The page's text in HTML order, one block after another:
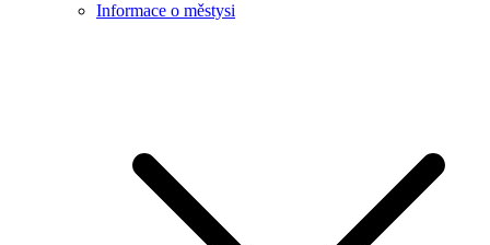
Informace o městysi